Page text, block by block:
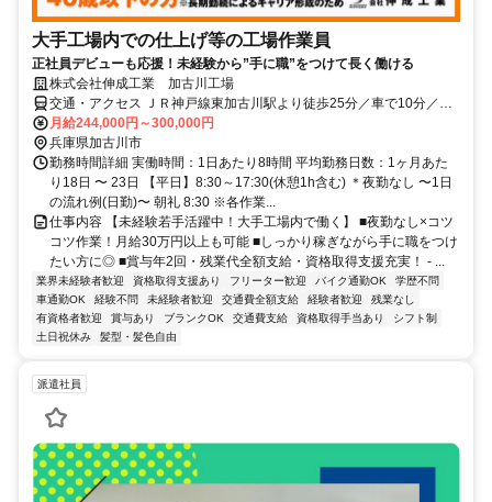
大手工場内での仕上げ等の工場作業員
正社員デビューも応援！未経験から”手に職”をつけて長く働ける
株式会社伸成工業 加古川工場
交通・アクセス ＪＲ神戸線東加古川駅より徒歩25分／車で10分／交
通費全額支給
月給244,000円～300,000円
兵庫県加古川市
勤務時間詳細 実働時間：1日あたり8時間 平均勤務日数：1ヶ月あた
り18日 〜 23日 【平日】8:30～17:30(休憩1h含む) ＊夜勤なし 〜1日
の流れ例(日勤)〜 朝礼 8:30 ※各作業...
仕事内容 【未経験若手活躍中！大手工場内で働く】 ■夜勤なし×コツ
コツ作業！月給30万円以上も可能 ■しっかり稼ぎながら手に職をつけ
たい方に◎ ■賞与年2回・残業代全額支給・資格取得支援充実！ - ...
業界未経験者歓迎 資格取得支援あり フリーター歓迎 バイク通勤OK
学歴不問
車通勤OK
経験不問 未経験者歓迎 交通費全額支給 経験者歓迎
残業なし
有資格者歓迎
賞与あり ブランクOK 交通費支給 資格取得手当あり
シフト制
土日祝休み
髪型・髪色自由
派遣社員